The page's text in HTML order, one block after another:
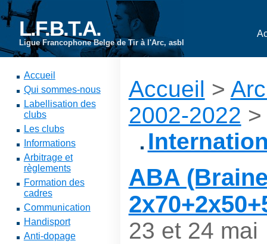
L.F.B.T.A.
Ligue Francophone Belge de Tir à l'Arc, asbl
Accueil
Qui sommes-nous
Labellisation des
clubs
Les clubs
Informations
Arbitrage et
règlements
Formation des
cadres
Communication
Handisport
Anti-dopage
Accueil >
2002-2022
ABA
23 et 24 mai